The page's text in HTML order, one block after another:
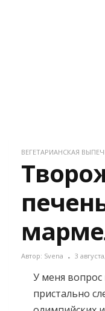
ВЕГЕТАРИАНСКАЯ
Автор: Svena 3
У меня вопрос
пристально